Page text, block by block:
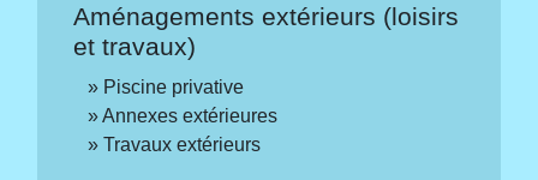
Aménagements extérieurs (loisirs
et travaux)
Piscine privative
Annexes extérieures
Travaux extérieurs